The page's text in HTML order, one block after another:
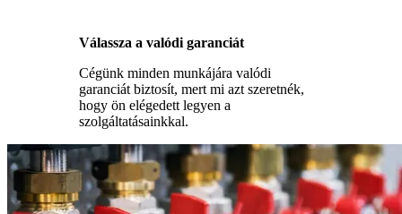
Válassza a valódi garanciát
Cégünk minden munkájára valódi
garanciát biztosít, mert mi azt szeretnék,
hogy ön elégedett legyen a
szolgáltatásainkkal.